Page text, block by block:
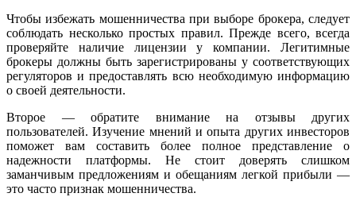
Чтобы избежать мошенничества при выборе брокера, следует
соблюдать несколько простых правил. Прежде всего, всегда
проверяйте наличие лицензии у компании. Легитимные
брокеры должны быть зарегистрированы у соответствующих
регуляторов и предоставлять всю необходимую информацию
о своей деятельности.
Второе — обратите внимание на отзывы других
пользователей. Изучение мнений и опыта других инвесторов
поможет вам составить более полное представление о
надежности платформы. Не стоит доверять слишком
заманчивым предложениям и обещаниям легкой прибыли —
это часто признак мошенничества.